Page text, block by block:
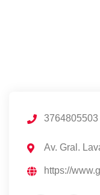
3764805503
Av. Gral.
https://